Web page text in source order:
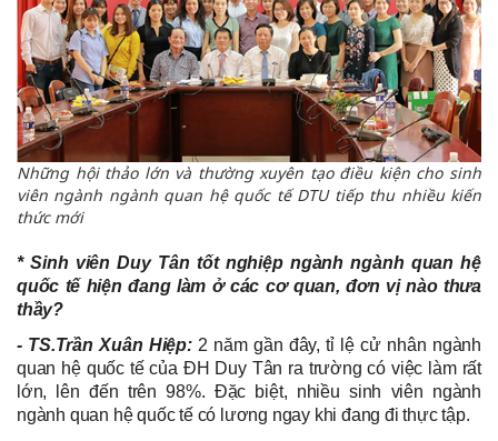
Những hội thảo lớn và thường xuyên tạo điều kiện cho sinh
viên ngành ngành quan hệ quốc tế DTU tiếp thu nhiều kiến
thức mới
* Sinh viên Duy Tân tốt nghiệp ngành ngành quan hệ
quốc tế hiện đang làm ở các cơ quan, đơn vị nào thưa
thầy?
- TS.Trần Xuân Hiệp: 2 năm gần đây, tỉ lệ cử nhân ngành
quan hệ quốc tế của ĐH Duy Tân ra trường có việc làm rất
lớn, lên đến trên 98%. Đặc biệt, nhiều sinh viên ngành
ngành quan hệ quốc tế có lương ngay khi đang đi thực tập.